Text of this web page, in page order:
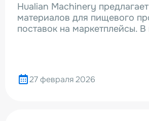
Hualian Machinery
материалов для пищевого
поставок на маркетплейсы. В
27 февраля 2026